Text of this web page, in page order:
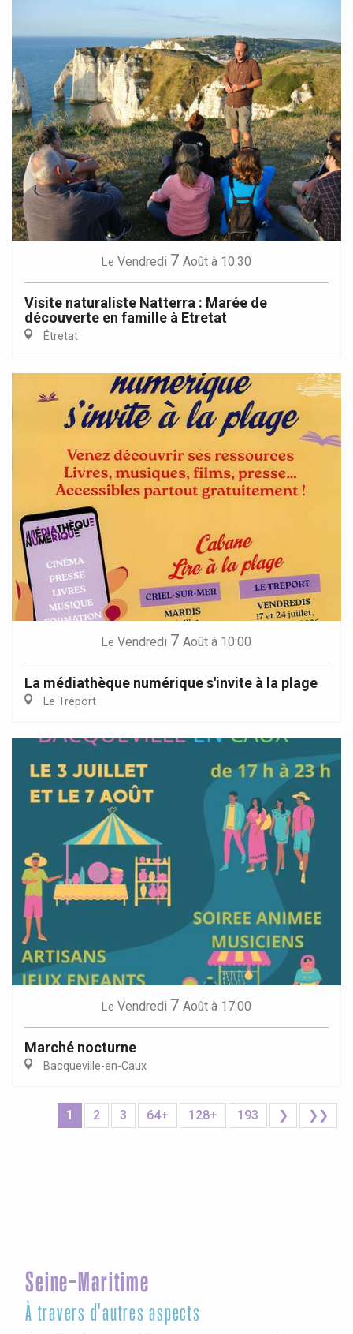
Le Vendredi 7 Août à 10:30
Visite naturaliste Natterra : Marée de
découverte en famille à Etretat
Étretat
Le Vendredi 7 Août à 10:00
La médiathèque numérique s'invite à la plage
Le Tréport
Le Vendredi 7 Août à 17:00
Marché nocturne
Bacqueville-en-Caux
1 2 3 64+ 128+ 193 ❯ ❯❯
Seine-Maritime
À travers d'autres aspects